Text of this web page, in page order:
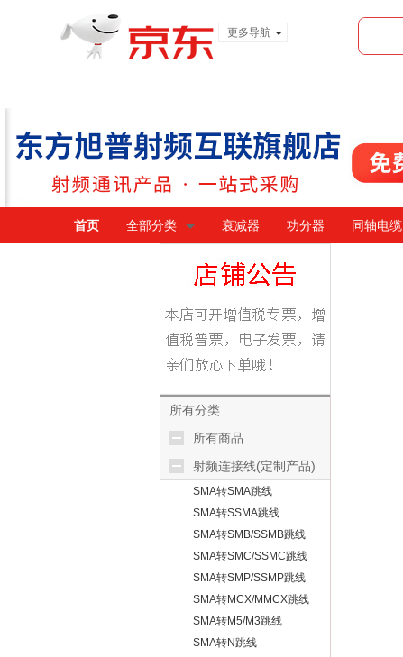
更多导航
首页 全部分类 衰减器 功分器 同轴电缆
所有分类
所有商品
射频连接线(定制产品)
SMA转SMA跳线
SMA转SSMA跳线
SMA转SMB/SSMB跳线
SMA转SMC/SSMC跳线
SMA转SMP/SSMP跳线
SMA转MCX/MMCX跳线
SMA转M5/M3跳线
SMA转N跳线